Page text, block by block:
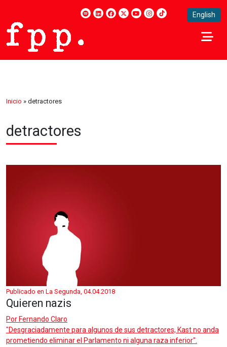
English
Inicio » detractores
detractores
Publicado en La Segunda, 04.04.2018
Quieren nazis
PorFernando Claro
"Desgraciadamente para algunos de sus detractores, Kast no anda
prometiendo eliminar el Parlamento ni alguna raza inferior".